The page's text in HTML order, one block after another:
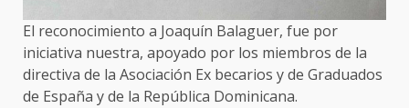
El reconocimiento a Joaquín Balaguer, fue por
iniciativa nuestra, apoyado por los miembros de la
directiva de la Asociación Ex becarios y de Graduados
de España y de la República Dominicana.